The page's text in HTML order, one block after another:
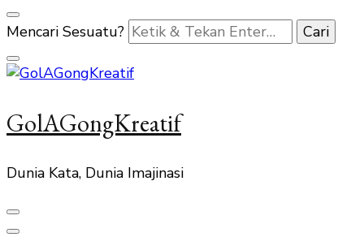
Mencari Sesuatu?
GolAGongKreatif
Dunia Kata, Dunia Imajinasi